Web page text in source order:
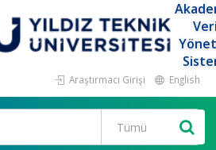
Araştırmacı Girişi English